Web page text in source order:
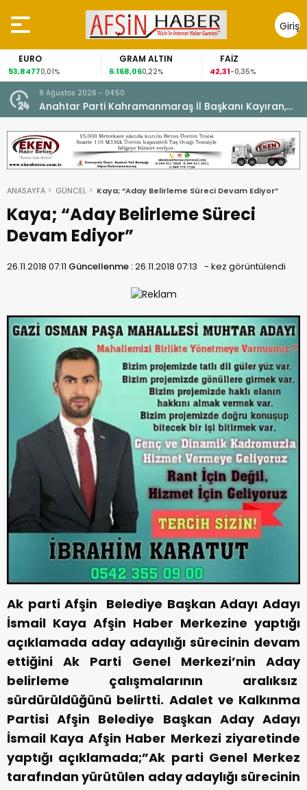
Giriş
Yap
EURO
0,01%
GRAM ALTIN
6.168,060,22%
FAİZ
42,31-0,35%
8 Ağustos 2026 - 04:50
Anahtar Parti Kahramanmaraş İl Başkanı Kayıran,
Afşin Teşkilatı ile buluştu.
ANASAYFA GÜNCEL Kaya; “Aday Belirleme Süreci Devam Ediyor”
Kaya; “Aday Belirleme Süreci
Devam Ediyor”
26.11.2018 07:11 Güncellenme :26.11.2018 07:13 - kez görüntülendi
Ak parti Afşin Belediye Başkan Adayı Adayı
İsmail Kaya Afşin Haber Merkezine yaptığı
açıklamada aday adayılığı sürecinin devam
ettiğini Ak Parti Genel Merkezi’nin Aday
belirleme çalışmalarının aralıksız
sürdürüldüğünü belirtti. Adalet ve Kalkınma
Partisi Afşin Belediye Başkan Aday Adayı
İsmail Kaya Afşin Haber Merkezi ziyaretinde
yaptığı açıklamada;”Ak parti Genel Merkez
tarafından yürütülen aday adaylığı sürecinin